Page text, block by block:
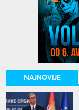
NAJNOVIJE